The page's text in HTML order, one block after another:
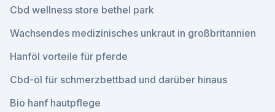
Cbd wellness store bethel park
Wachsendes medizinisches unkraut in großbritannien
Hanföl vorteile für pferde
Cbd-öl für schmerzbettbad und darüber hinaus
Bio hanf hautpflege